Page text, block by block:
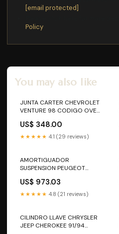
[email protected]
Policy
You may also like
JUNTA CARTER CHEVROLET
VENTURE 98 CODIGO OVER-
US$ 348.00
★★★★★ 4.1 (29 reviews)
AMORTIGUADOR
SUSPENSION PEUGEOT
338733 CODIGO 338733
ALTERNADOR
US$ 973.03
★★★★★ 4.8 (21 reviews)
CILINDRO LLAVE CHRYSLER
JEEP CHEROKEE 91/94